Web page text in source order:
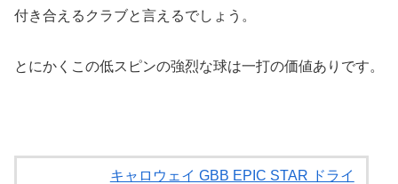
付き合えるクラブと言えるでしょう。
とにかくこの低スピンの強烈な球は一打の価値ありです。
キャロウェイ GBB EPIC STAR ドライ